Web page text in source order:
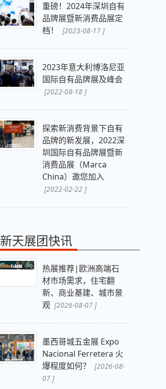
重磅！2024年深圳自有
品牌展暨新消费品展定
档！
[2023-08-17 ]
2023年意大利博洛尼亚
国际自有品牌展及峰会
[2022-08-18 ]
探索新消费背景下自有
品牌的新发展，2022深
圳国际自有品牌展暨新
消费品展（Marca
China）邀您加入
[2022-02-22 ]
新天展团快讯
热展推荐|欧洲高端石
材市场需求，住宅翻
新、商业基建、城市景
观 [2026-08-07 ]
墨西哥城五金展 Expo
Nacional Ferretera 火
爆程度如何？
[2026-08-
07 ]